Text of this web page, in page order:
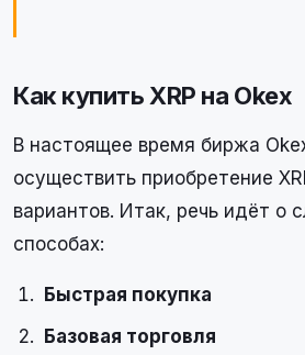
Как купить XRP на Okex
В настоящее время биржа
осуществить приобретение
вариантов. Итак, речь идёт о
способах:
Быстрая покупка
Базовая торговля